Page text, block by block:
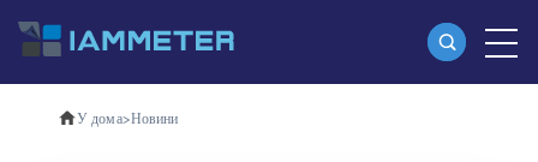
Продукти
У дома>Новини